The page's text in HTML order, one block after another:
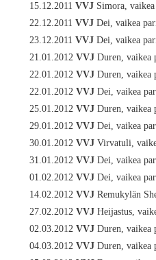
15.12.2011 VVJSimora, vaikea
22.12.2011 VVJDei, vaikea
23.12.2011 VVJDei, vaikea
21.01.2012 VVJDuren, vaikea
22.01.2012 VVJDuren, vaikea
22.01.2012 VVJDei, vaikea
25.01.2012 VVJDuren, vaikea
29.01.2012 VVJDei, vaikea
30.01.2012 VVJVirvatuli,
31.01.2012 VVJDei, vaikea
01.02.2012 VVJDei, vaikea
14.02.2012 VVJRemukylän
27.02.2012 VVJHeijastus,
02.03.2012 VVJDuren, vaikea
04.03.2012 VVJDuren, vaikea